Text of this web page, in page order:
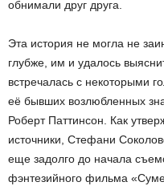
обнимали друг друга.
Эта история не могла не
глубже, им и удалось
встречалась с некоторыми
её бывших возлюбленных
Роберт Паттинсон. Как
источники, Стефани
еще задолго до начала
фэнтезийного фильма